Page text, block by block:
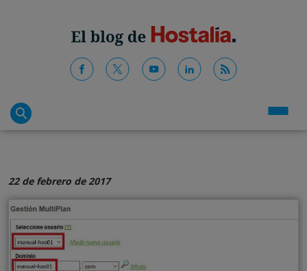
22 de febrero de 2017